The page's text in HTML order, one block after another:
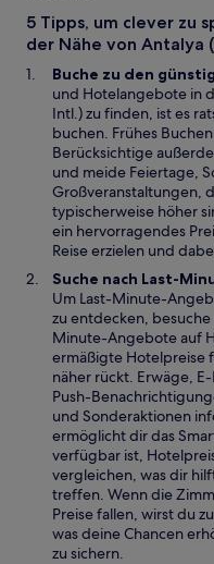
t
e
r
g
e
ö
f
f
n
e
t
n
e
u
e
n
F
e
n
s
t
e
r
g
e
ö
f
f
n
e
t
5 Tipps, um clever zu
der Nähe von Antalya
Buche zu den
und Hotelangebote in
Intl.) zu finden, ist es
buchen. Frühes
Berücksichtige
und meide Feiertage,
Großveranstaltungen,
typischerweise höher
ein hervorragendes
Reise erzielen und
Suche nach Last-
Um Last-Minute-
zu entdecken,
Minute-Angebote auf
ermäßigte Hotelpreise
näher rückt. Erwäge,
Push-
und Sonderaktionen
ermöglicht dir das
verfügbar ist,
vergleichen, was dir
treffen. Wenn die
Preise fallen, wirst du
was deine Chancen
zu sichern.